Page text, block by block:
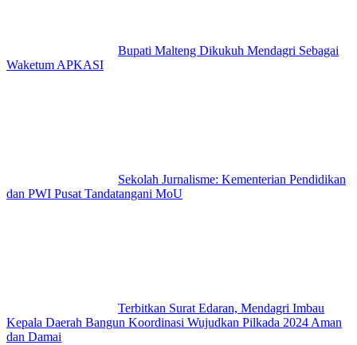
Bupati Malteng Dikukuh Mendagri Sebagai
Waketum APKASI
Sekolah Jurnalisme: Kementerian Pendidikan
dan PWI Pusat Tandatangani MoU
Terbitkan Surat Edaran, Mendagri Imbau
Kepala Daerah Bangun Koordinasi Wujudkan Pilkada 2024 Aman
dan Damai